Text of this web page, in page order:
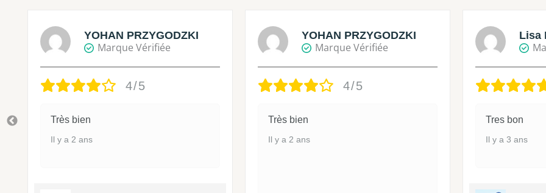
YOHAN PRZYGODZKI
Marque Vérifiée
4/5
Très bien
Il y a 2 ans
YOHAN PRZYGODZKI
Marque Vérifiée
4/5
Très bien
Il y a 2 ans
Lisa
Tres bon
Il y a 3 ans